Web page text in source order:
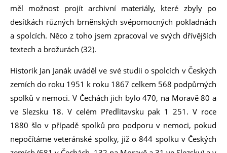
měl možnost projít archivní materiály, které zbyly po
desítkách různých brněnských svépomocných pokladnách
a spolcích. Něco z toho jsem zpracoval ve svých dřívějších
textech a brožurách (32).
Historik Jan Janák uváděl ve své studii o spolcích v Českých
zemích do roku 1951 k roku 1867 celkem 568 podpůrných
spolků v nemoci. V Čechách jich bylo 470, na Moravě 80 a
ve Slezsku 18. V celém Předlitavsku pak 1 251. V roce
1880 šlo v případě spolků pro podporu v nemoci, pokud
nepočítáme veteránské spolky, již o 844 spolku v Českých